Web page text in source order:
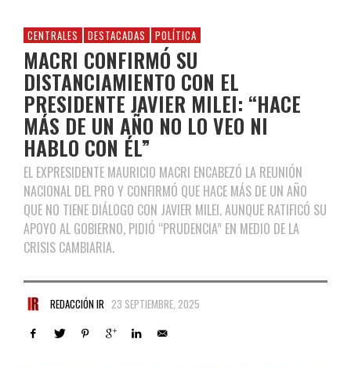
CENTRALES DESTACADAS POLÍTICA
MACRI CONFIRMÓ SU
DISTANCIAMIENTO CON EL
PRESIDENTE JAVIER MILEI: “HACE
MÁS DE UN AÑO NO LO VEO NI
HABLO CON ÉL”
EL EXPRESIDENTE MAURICIO MACRI ENCABEZÓ LA REUNIÓN
NACIONAL DEL PRO Y CONFIRMÓ QUE HACE MÁS DE UN AÑO
QUE NO TIENE DIÁLOGO CON JAVIER MILEI. AUNQUE RATIFICÓ SU
APOYO AL GOBIERNO, PIDIÓ “PRUDENCIA” EN MEDIO DE LA
CRISIS CAMBIARIA.
REDACCIÓN IR 23 SEPTIEMBRE, 2025